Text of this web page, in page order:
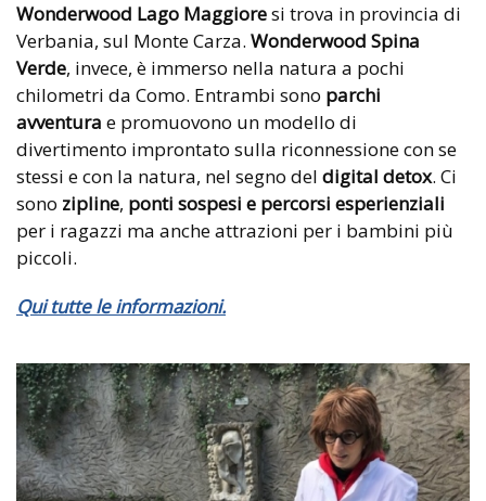
Wonderwood Lago Maggioresi trova in provincia di
Verbania, sul Monte Carza. Wonderwood Spina
Verde, invece, è immerso nella natura a pochi
chilometri da Como. Entrambi sono parchi
avventura e promuovono un modello di
divertimento improntato sulla riconnessione con se
stessi e con la natura, nel segno del digital detox. Ci
sono zipline, ponti sospesi e percorsi esperienziali
per i ragazzi ma anche attrazioni per i bambini più
piccoli.
Qui tutte le informazioni.